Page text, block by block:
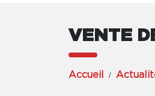
VENTE
Accueil